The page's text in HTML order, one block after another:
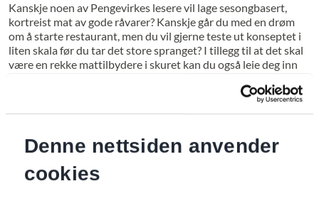
Denne nettsiden anvender
cookies
Kanskje noen av Pengevirkes lesere vil lage sesongbasert,
kortreist mat av gode råvarer? Kanskje går du med en drøm
om å starte restaurant, men du vil gjerne teste ut konseptet i
liten skala før du tar det store spranget? I tillegg til at det skal
være en rekke mattilbydere i skuret kan du også leie deg inn
matkonsept. All mat skal serveres på gjenbruksservise – så har
noen asjetter, tallerkener eller krus til overs fra et gammelt
hvordan du kan bidra inn i prosjektet, kontakt daglig leder